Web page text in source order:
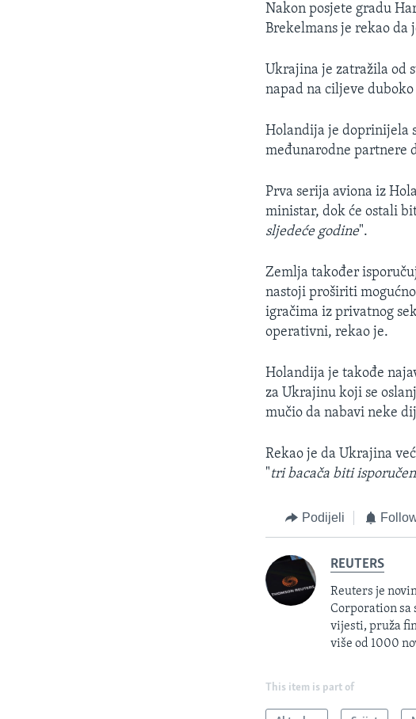
Nakon posjete gradu
Brekelmans je rekao da
Ukrajina je zatražila od
napad na ciljeve
Holandija je doprinijela
međunarodne partnere
Prva serija aviona iz
ministar, dok će ostali
sljedeće godine".
Zemlja također
nastoji proširiti
igračima iz privatnog
operativni, rekao je.
Holandija je takođe
za Ukrajinu koji se
mučio da nabavi neke
Rekao je da Ukrajina
"tri bacača biti
Podijeli
REUTERS
Reuters je
Corporation sa
vijesti, pruža
više od 1000
This item is part of